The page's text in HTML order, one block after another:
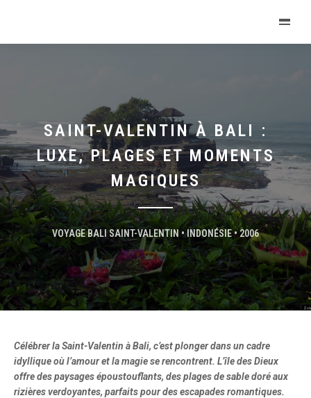
SAINT-VALENTIN À BALI :
LUXE, PLAGES ET MOMENTS
MAGIQUES
VOYAGE BALI SAINT-VALENTIN • INDONÉSIE • 2006
Célébrer la Saint-Valentin à Bali, c’est plonger dans un cadre
idyllique où l’amour et la magie se rencontrent. L’île des Dieux
offre des paysages époustouflants, des plages de sable doré aux
rizières verdoyantes, parfaits pour des escapades romantiques.